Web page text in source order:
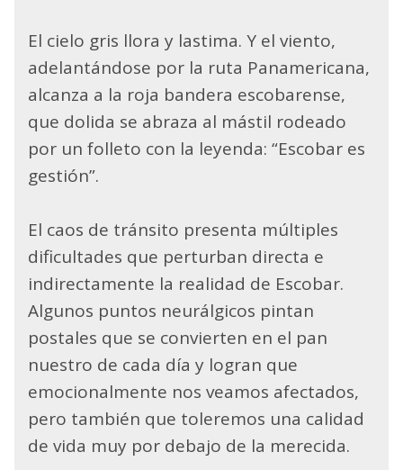
El cielo gris llora y lastima. Y el viento,
adelantándose por la ruta Panamericana,
alcanza a la roja bandera escobarense,
que dolida se abraza al mástil rodeado
por un folleto con la leyenda: “Escobar es
gestión”.
El caos de tránsito presenta múltiples
dificultades que perturban directa e
indirectamente la realidad de Escobar.
Algunos puntos neurálgicos pintan
postales que se convierten en el pan
nuestro de cada día y logran que
emocionalmente nos veamos afectados,
pero también que toleremos una calidad
de vida muy por debajo de la merecida.